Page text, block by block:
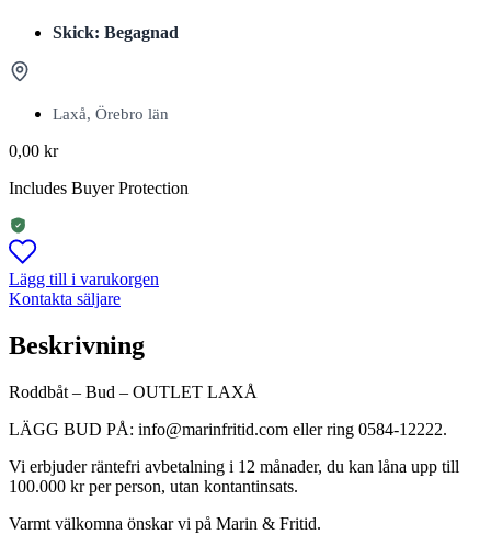
Skick: Begagnad
Laxå, Örebro län
0,00 kr
Includes Buyer Protection
Lägg till i varukorgen
Kontakta säljare
Beskrivning
Roddbåt – Bud – OUTLET LAXÅ
LÄGG BUD PÅ: info@marinfritid.com eller ring 0584-12222.
Vi erbjuder räntefri avbetalning i 12 månader, du kan låna upp till
100.000 kr per person, utan kontantinsats.
Varmt välkomna önskar vi på Marin & Fritid.